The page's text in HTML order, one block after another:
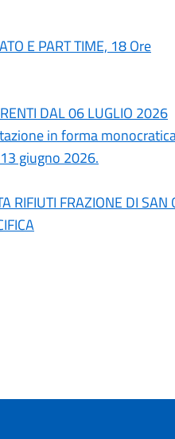
E PART TIME, 18 Ore
DAL 06 LUGLIO 2026
in forma
giugno 2026.
RIFIUTI FRAZIONE DI SAN